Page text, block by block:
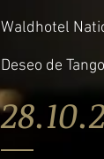
Waldhotel
Deseo de Tango